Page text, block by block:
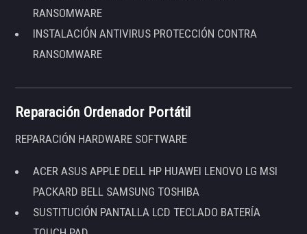
RANSOMWARE
INSTALACIÓN ANTIVIRUS PROTECCIÓN CONTRA
RANSOMWARE
Reparación Ordenador Portátil
REPARACIÓN HARDWARE SOFTWARE
ACER ASUS APPLE DELL HP HUAWEI LENOVO LG MSI
PACKARD BELL SAMSUNG TOSHIBA
SUSTITUCIÓN PANTALLA LCD TECLADO BATERÍA